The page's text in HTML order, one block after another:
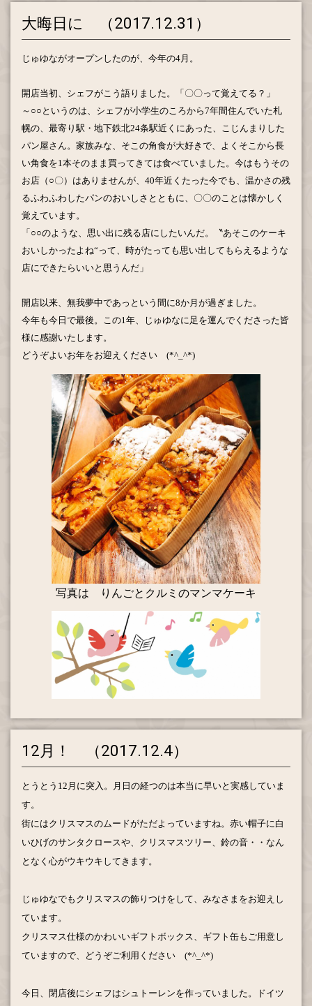
大晦日に （2017.12.31）
じゅゆながオープンしたのが、今年の4 月。
開店当初、シェフがこう語りました。「〇〇って覚えてる？」
～○○というのは、シェフが小学生のころから7年間住んでいた札
幌の、最寄り駅・地下鉄北24条駅近くにあった、こじんまりした
パン屋さん。家族みな、そこの角食が大好きで、よくそこから長
い角食を1 本そのまま買ってきては食べていました。今はもうその
お店（○〇）はありませんが、 40年近くたった今でも、温かさの残
るふわふわしたパンのおいしさとともに、〇〇のことは懐かしく
覚えています。
「○○のような、思い出に残る店にしたいんだ。〝あそこのケーキ
おいしかったよね“って、時がたっても思い出してもらえるような
店にできたらいいと思うんだ」
開店以来、無我夢中であっという間に8か月が過ぎました。
今年も今日で最後。この1 年、じゅゆなに足を運んでくださった皆
様に感謝いたします。
どうぞよいお年をお迎えください (*^_^*)
写真は りんごとクルミのマンマケーキ
12月！ （2017.12.4）
とうとう 12 月に突入。月日の経つのは本当に早いと実感していま
す。
街にはクリスマスのムードがただよっていますね。 赤い帽子に白
いひげのサンタクロースや、クリスマスツリー、鈴の音・・なん
となく心がウキウキしてきます。
じゅゆなでもクリスマスの飾りつけをして、みなさまをお迎えし
ています。
クリスマス仕様のかわいいギフトボックス、ギフト缶もご用意し
ていますので、どうぞご利用ください (*^_^*)
今日、閉店後にシェフはシュトーレンを作っていました。 ドイツ